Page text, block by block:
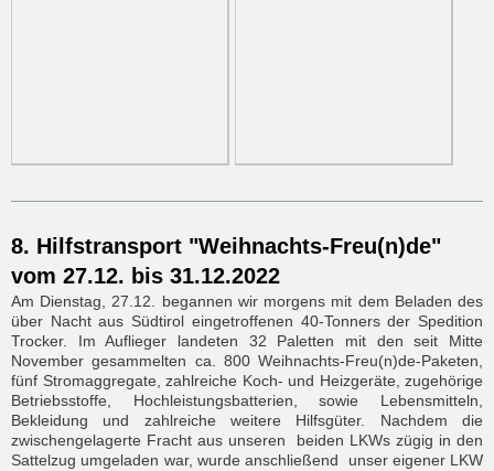
8. Hilfstransport "Weihnachts-Freu(n)de"
vom 27.12. bis 31.12.2022
Am Dienstag, 27.12. begannen wir morgens mit dem Beladen des
über Nacht aus Südtirol eingetroffenen 40-Tonners der Spedition
Trocker. Im Auflieger landeten 32 Paletten mit den seit Mitte
November gesammelten ca. 800 Weihnachts-Freu(n)de-Paketen,
fünf Stromaggregate, zahlreiche Koch- und Heizgeräte, zugehörige
Betriebsstoffe, Hochleistungsbatterien, sowie Lebensmitteln,
Bekleidung und zahlreiche weitere Hilfsgüter. Nachdem die
zwischengelagerte Fracht aus unseren beiden LKWs zügig in den
Sattelzug umgeladen war, wurde anschließend unser eigener LKW